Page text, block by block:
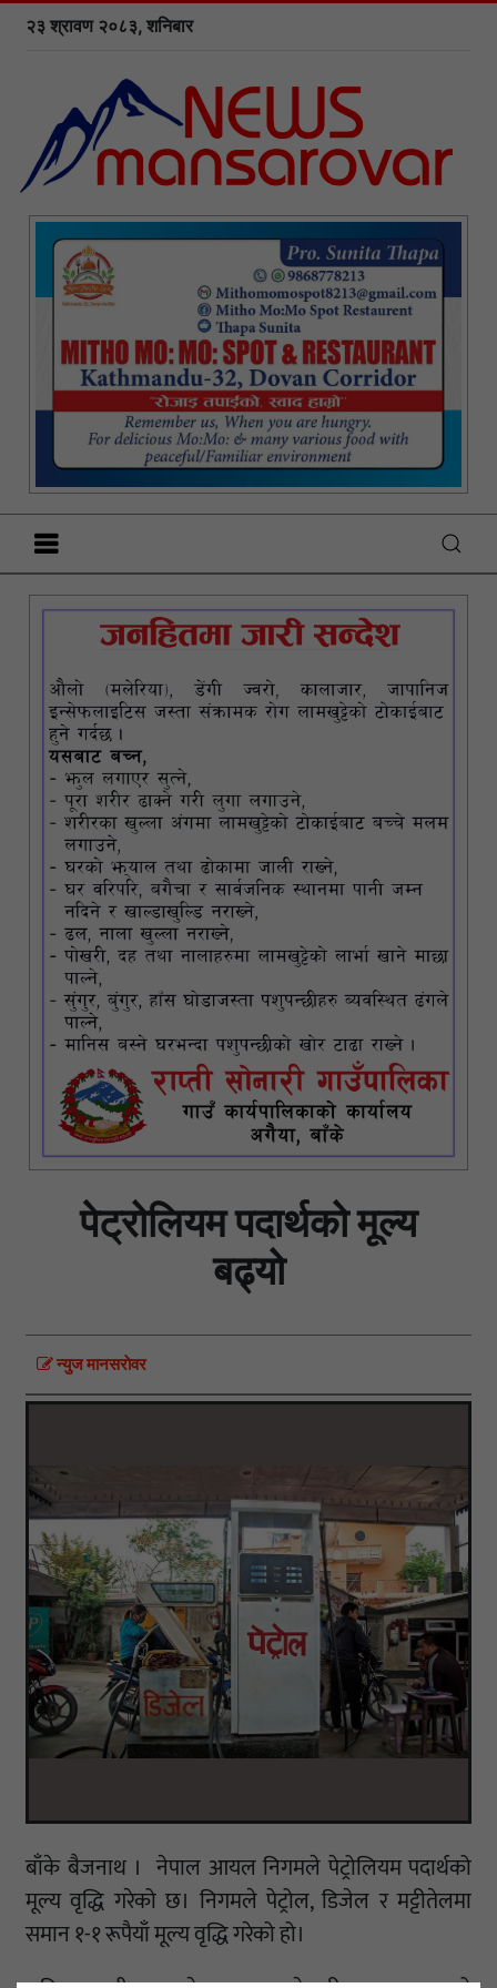
२३ श्रावण २०८३, शनिबार
पेट्रोलियम पदार्थको मूल्य
बढ्यो
न्युज मानसराेवर
बाँके बैजनाथ । नेपाल आयल निगमले पेट्रोलियम पदार्थको
मूल्य वृद्धि गरेको छ। निगमले पेट्रोल, डिजेल र मट्टीतेलमा
समान १-१ रूपैयाँ मूल्य वृद्धि गरेको हो।